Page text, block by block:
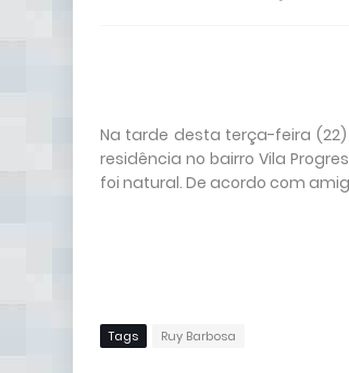
Na tarde desta terça-feira
residência no bairro Vila
foi natural. De acordo com
Tags Ruy Barbosa